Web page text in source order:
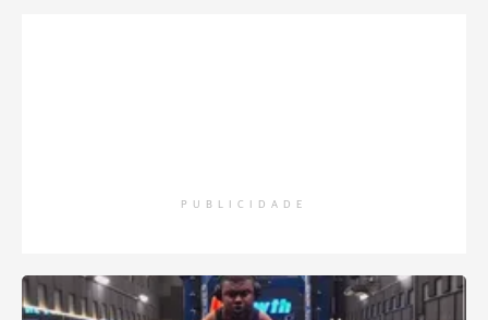
PUBLICIDADE